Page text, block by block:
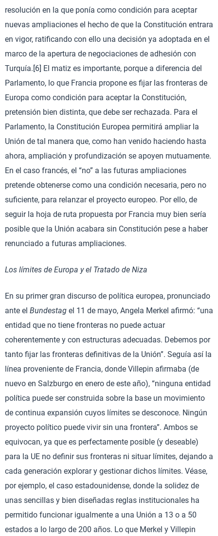
resolución en la que ponía como condición para aceptar
nuevas ampliaciones el hecho de que la Constitución entrara
en vigor, ratificando con ello una decisión ya adoptada en el
marco de la apertura de negociaciones de adhesión con
Turquía.[6] El matiz es importante, porque a diferencia del
Parlamento, lo que Francia propone es fijar las fronteras de
Europa como condición para aceptar la Constitución,
pretensión bien distinta, que debe ser rechazada. Para el
Parlamento, la Constitución Europea permitirá ampliar la
Unión de tal manera que, como han venido haciendo hasta
ahora, ampliación y profundización se apoyen mutuamente.
En el caso francés, el “no” a las futuras ampliaciones
pretende obtenerse como una condición necesaria, pero no
suficiente, para relanzar el proyecto europeo. Por ello, de
seguir la hoja de ruta propuesta por Francia muy bien sería
posible que la Unión acabara sin Constitución pese a haber
renunciado a futuras ampliaciones.
Los límites de Europa y el Tratado de Niza
En su primer gran discurso de política europea, pronunciado
ante el Bundestag el 11 de mayo, Angela Merkel afirmó: “una
entidad que no tiene fronteras no puede actuar
coherentemente y con estructuras adecuadas. Debemos por
tanto fijar las fronteras definitivas de la Unión”. Seguía así la
línea proveniente de Francia, donde Villepin afirmaba (de
nuevo en Salzburgo en enero de este año), “ninguna entidad
política puede ser construida sobre la base un movimiento
de continua expansión cuyos límites se desconoce. Ningún
proyecto político puede vivir sin una frontera”. Ambos se
equivocan, ya que es perfectamente posible (y deseable)
para la UE no definir sus fronteras ni situar límites, dejando a
cada generación explorar y gestionar dichos límites. Véase,
por ejemplo, el caso estadounidense, donde la solidez de
unas sencillas y bien diseñadas reglas institucionales ha
permitido funcionar igualmente a una Unión a 13 o a 50
estados a lo largo de 200 años. Lo que Merkel y Villepin